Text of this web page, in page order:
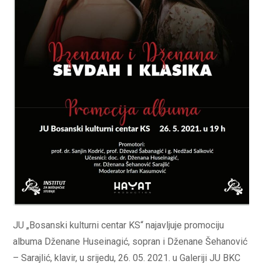
JU „Bosanski kulturni centar KS“ najavljuje promociju
albuma Dženane Huseinagić, sopran i Dženane Šehanović
– Sarajlić, klavir, u srijedu, 26. 05. 2021. u Galeriji JU BKC